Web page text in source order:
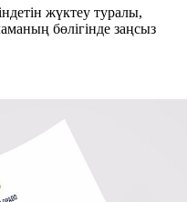
жүктеу туралы,
бөлігінде заңсыз